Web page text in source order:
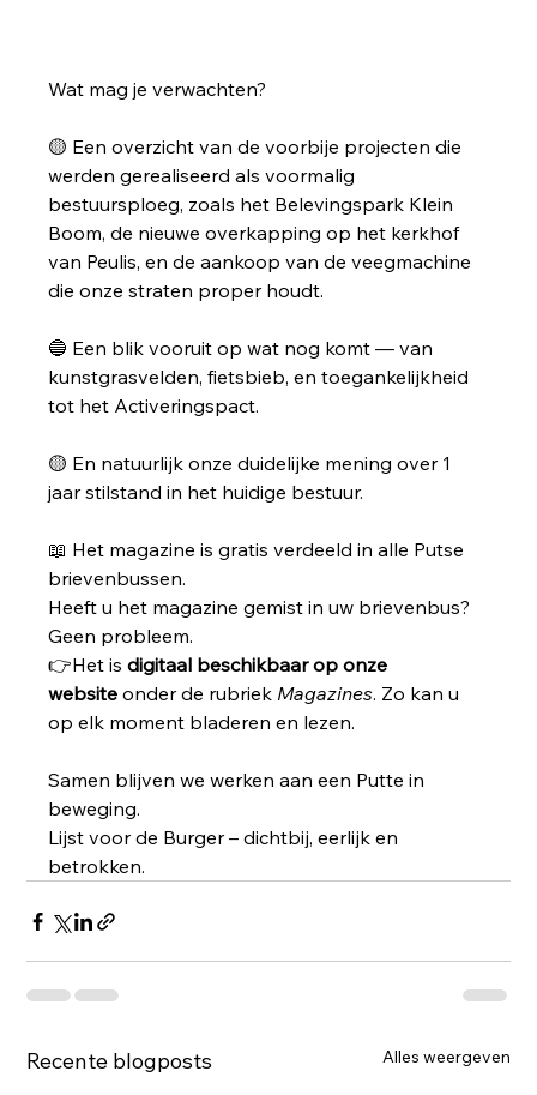
Wat mag je verwachten?
🟡 Een overzicht van de voorbije projecten die
werden gerealiseerd als voormalig
bestuursploeg, zoals het Belevingspark Klein
Boom, de nieuwe overkapping op het kerkhof
van Peulis, en de aankoop van de veegmachine
die onze straten proper houdt.
🔵 Een blik vooruit op wat nog komt — van
kunstgrasvelden, fietsbieb, en toegankelijkheid
tot het Activeringspact.
🟡 En natuurlijk onze duidelijke mening over 1
jaar stilstand in het huidige bestuur.
📖 Het magazine is gratis verdeeld in alle Putse
brievenbussen.
Heeft u het magazine gemist in uw brievenbus?
Geen probleem.
👉Het is digitaal beschikbaar op onze
website onder de rubriek Magazines. Zo kan u
op elk moment bladeren en lezen.
Samen blijven we werken aan een Putte in
beweging.
Lijst voor de Burger – dichtbij, eerlijk en
betrokken.
Recente blogposts Alles weergeven